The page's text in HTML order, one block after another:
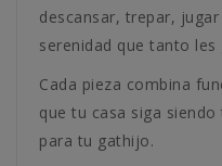
descansar, trepar,
serenidad que tanto les
Cada pieza combina
que tu casa siga
para tu gathijo.